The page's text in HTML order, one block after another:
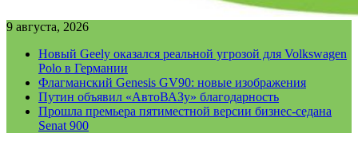
9 августа, 2026
Новый Geely оказался реальной угрозой для Volkswagen
Polo в Германии
Флагманский Genesis GV90: новые изображения
Путин объявил «АвтоВАЗу» благодарность
Прошла премьера пятиместной версии бизнес-седана
Senat 900